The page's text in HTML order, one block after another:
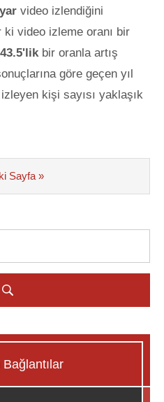
video izlendiğini
ki video izleme oranı bir
bir oranla artış
göre geçen yıl
kişi sayısı yaklaşık
Sayfa »